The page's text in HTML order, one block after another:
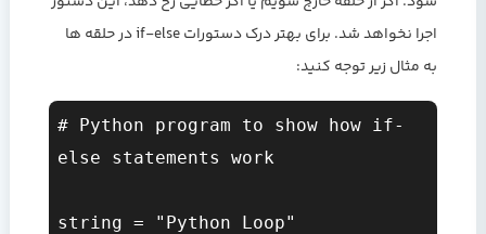
اجرا نخواهد شد. برای بهتر درک دستورات if-else در حلقه ها
به مثال زیر توجه کنید:
# Python program to show how if-
else statements work
string = "Python Loop"